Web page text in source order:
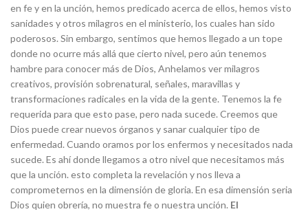
en fe y en la unción, hemos predicado acerca de ellos, hemos visto
sanidades y otros milagros en el ministerio, los cuales han sido
poderosos. Sin embargo, sentimos que hemos llegado a un tope
donde no ocurre más allá que cierto nivel, pero aún tenemos
hambre para conocer más de Dios, Anhelamos ver milagros
creativos, provisión sobrenatural, señales, maravillas y
transformaciones radicales en la vida de la gente. Tenemos la fe
requerida para que esto pase, pero nada sucede. Creemos que
Dios puede crear nuevos órganos y sanar cualquier tipo de
enfermedad. Cuando oramos por los enfermos y necesitados nada
sucede. Es ahí donde llegamos a otro nivel que necesitamos más
que la unción. esto completa la revelación y nos lleva a
comprometernos en la dimensión de gloria. En esa dimensión seria
Dios quien obrería, no muestra fe o nuestra unción. El